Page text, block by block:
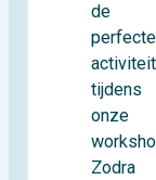
de
perfecte
activiteit
tijdens
onze
Zodra